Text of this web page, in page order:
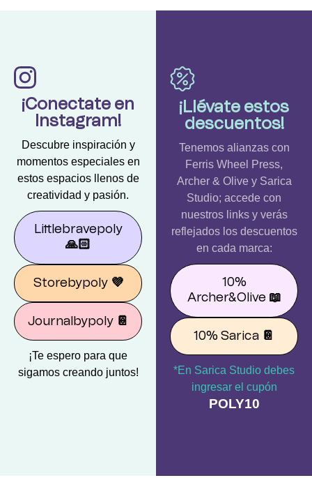
¡Conectate en
Instagram!
Descubre inspiración y
momentos especiales en
estos espacios llenos de
creatividad y pasión.
Littlebravepoly
🙏🏻
Storebypoly 💜
Journalbypoly 📔
¡Te espero para que
sigamos creando juntos!
¡Llévate estos
descuentos!
Tenemos alianzas con
Ferris Wheel Press,
Archer & Olive y Sarica
Studio; accede con
nuestros links y verás
reflejados los descuentos
en cada marca:
10%
Archer&Olive 📖
10% Sarica 📔
*En Sarica Studio debes
ingresar el cupón
POLY10